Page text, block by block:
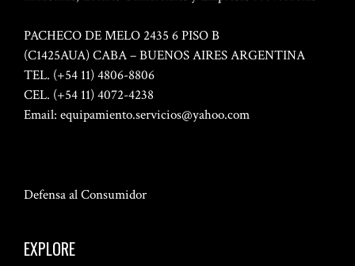
PACHECO DE MELO 2435 6 PISO B
(C1425AUA) CABA – BUENOS AIRES ARGENTINA
TEL. (+54 11) 4806-8806
CEL. (+54 11) 4072-4238
Email: equipamiento.servicios@yahoo.com
Defensa al Consumidor
EXPLORE